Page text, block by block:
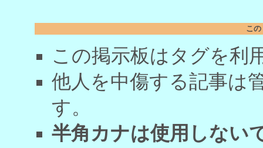
こ
この掲示板はタグを利
他人を中傷する記事は
す。
半角カナは使用しない